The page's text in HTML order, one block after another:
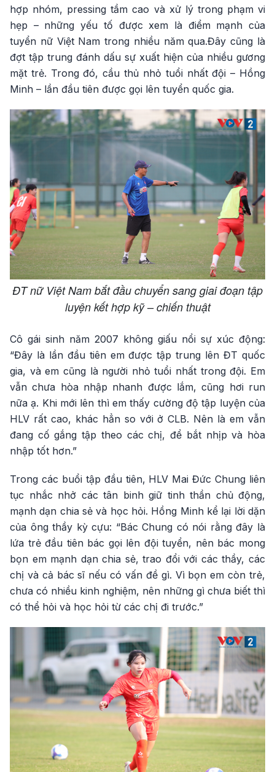
hợp nhóm, pressing tầm cao và xử lý trong phạm vi
hẹp – những yếu tố được xem là điểm mạnh của
tuyển nữ Việt Nam trong nhiều năm qua.Đây cũng là
đợt tập trung đánh dấu sự xuất hiện của nhiều gương
mặt trẻ. Trong đó, cầu thủ nhỏ tuổi nhất đội – Hồng
Minh – lần đầu tiên được gọi lên tuyển quốc gia.
ĐT nữ Việt Nam bắt đầu chuyển sang giai đoạn tập
luyện kết hợp kỹ – chiến thuật
Cô gái sinh năm 2007 không giấu nổi sự xúc động:
“Đây là lần đầu tiên em được tập trung lên ĐT quốc
gia, và em cũng là người nhỏ tuổi nhất trong đội. Em
vẫn chưa hòa nhập nhanh được lắm, cũng hơi run
nữa ạ. Khi mới lên thì em thấy cường độ tập luyện của
HLV rất cao, khác hẳn so với ở CLB. Nên là em vẫn
đang cố gắng tập theo các chị, để bắt nhịp và hòa
nhập tốt hơn.”
Trong các buổi tập đầu tiên, HLV Mai Đức Chung liên
tục nhắc nhở các tân binh giữ tinh thần chủ động,
mạnh dạn chia sẻ và học hỏi. Hồng Minh kể lại lời dặn
của ông thầy kỳ cựu: “Bác Chung có nói rằng đây là
lứa trẻ đầu tiên bác gọi lên đội tuyển, nên bác mong
bọn em mạnh dạn chia sẻ, trao đổi với các thầy, các
chị và cả bác sĩ nếu có vấn đề gì. Vì bọn em còn trẻ,
chưa có nhiều kinh nghiệm, nên những gì chưa biết thì
có thể hỏi và học hỏi từ các chị đi trước.”